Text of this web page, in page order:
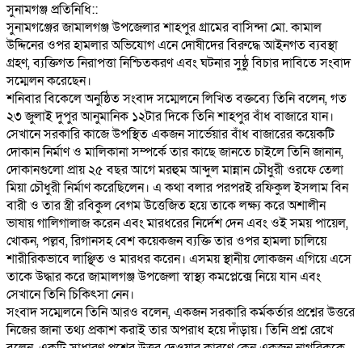
‎সুনামগঞ্জ প্রতিনিধি::
‎সুনামগঞ্জের জামালগঞ্জ উপজেলার শাহপুর গ্রামের বাসিন্দা মো. কামাল
উদ্দিনের ওপর হামলার অভিযোগ এনে দোষীদের বিরুদ্ধে আইনগত ব্যবস্থা
গ্রহণ, ব্যক্তিগত নিরাপত্তা নিশ্চিতকরণ এবং ঘটনার সুষ্ঠু বিচার দাবিতে সংবাদ
সম্মেলন করেছেন।
‎শনিবার বিকেলে অনুষ্ঠিত সংবাদ সম্মেলনে লিখিত বক্তব্যে তিনি বলেন, গত
২৩ জুলাই দুপুর আনুমানিক ১২টার দিকে তিনি শাহপুর বাঁধ বাজারে যান।
সেখানে সরকারি কাজে উপস্থিত একজন সার্ভেয়ার বাঁধ বাজারের কয়েকটি
দোকান নির্মাণ ও মালিকানা সম্পর্কে তার কাছে জানতে চাইলে তিনি জানান,
দোকানগুলো প্রায় ২৫ বছর আগে মরহুম আব্দুল মান্নান চৌধুরী ওরফে তেলা
মিয়া চৌধুরী নির্মাণ করেছিলেন। এ কথা বলার পরপরই রফিকুল ইসলাম বিন
বারী ও তার স্ত্রী রবিকুল বেগম উত্তেজিত হয়ে তাকে লক্ষ্য করে অশালীন
ভাষায় গালিগালাজ করেন এবং মারধরের নির্দেশ দেন এবং ওই সময় পায়েল,
খোকন, পল্লব, রিগানসহ বেশ কয়েকজন ব্যক্তি তার ওপর হামলা চালিয়ে
শারীরিকভাবে লাঞ্ছিত ও মারধর করেন। এসময় স্থানীয় লোকজন এগিয়ে এসে
তাকে উদ্ধার করে জামালগঞ্জ উপজেলা স্বাস্থ্য কমপ্লেক্সে নিয়ে যান এবং
সেখানে তিনি চিকিৎসা নেন।
‎সংবাদ সম্মেলনে তিনি আরও বলেন, একজন সরকারি কর্মকর্তার প্রশ্নের উত্তরে
নিজের জানা তথ্য প্রকাশ করাই তার অপরাধ হয়ে দাঁড়ায়। তিনি প্রশ্ন রেখে